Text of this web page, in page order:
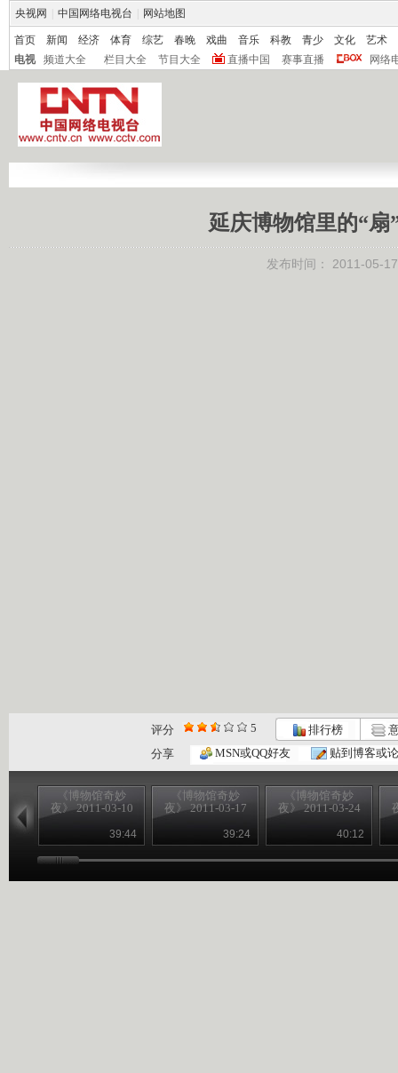
央视网 中国网络电视台 网站地图
首页 新闻 经济 体育 综艺 春晚 戏曲 音乐 科教 青少 文化
艺术
电视
频道大全 栏目大全 节目大全 直播中国 赛事直播 网络
延庆博物馆里的“扇
发布时间： 2011-05-
评分 5 排行榜
分享
MSN或QQ好友 贴到博客或
《博物馆奇妙
夜》 2011-03-10
39:44
《博物馆奇妙
夜》 2011-03-17
39:24
《博物馆奇妙
夜》 2011-03-24
40:12